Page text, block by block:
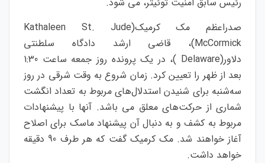
صدراعظم مک کرمیک(Kathaleen St. Jude
McCormick)، قاضی ارشد دادگاه سلطنتی
دلاور(Delaware )، در یک پرونده روز جمعه ساعت 1:30
بعد از ظهر را تعیین کرد. زمان شروع به وقت شرقی در روز
سه‌شنبه برای شنیدن استدلال‌های مربوط به تعداد انگشت
شماری از حرکت‌های معلق می باشد. آنها با پیشنهادات
مربوط به کشف و به دنبال آن پیشنهاد ماسک برای اصلاح
آغاز خواهند شد. مک کرمیک گفت که هر طرف 90 دقیقه
خواهد داشت.